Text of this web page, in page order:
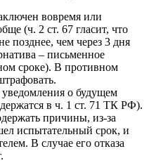
вовремя или
(ч. 2 ст. 67 гласит, что
позднее, чем через 3 дня
– письменное
сроке). В противном
о будущем
в ч. 1 ст. 71 ТК РФ).
причины, из-за
испытательный срок, и
В случае его отказа